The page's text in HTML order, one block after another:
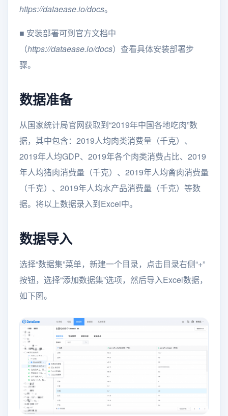
https://dataease.io/docs。
■ 安装部署可到官方文档中
（https://dataease.io/docs）查看具体安装部署步
骤。
数据准备
从国家统计局官网获取到“2019年中国各地吃肉”数
据，其中包含：2019人均肉类消费量（千克）、
2019年人均GDP、2019年各个肉类消费占比、2019
年人均猪肉消费量（千克）、2019年人均禽肉消费量
（千克）、2019年人均水产品消费量（千克）等数
据。将以上数据录入到Excel中。
数据导入
选择“数据集”菜单，新建一个目录，点击目录右侧“+”
按钮，选择“添加数据集”选项，然后导入Excel数据，
如下图。